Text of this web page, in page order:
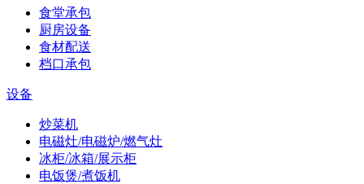
食堂承包
厨房设备
食材配送
档口承包
设备
炒菜机
电磁灶/电磁炉/燃气灶
冰柜/冰箱/展示柜
电饭煲/煮饭机